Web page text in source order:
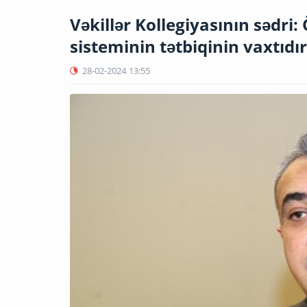
Vəkillər Kollegiyasının
sisteminin tətbiqinin vaxtıdır
28-02-2024 13:55